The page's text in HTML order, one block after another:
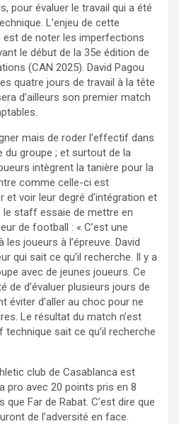
pour évaluer le travail qui a été
L’enjeu de cette
de noter les imperfections
le début de la 35e édition de
(CAN 2025). David Pagou
quatre jours de travail à la tête
d’ailleurs son premier match
mais de roder l’effectif dans
du groupe ; et surtout de la
intègrent la tanière pour la
comme celle-ci est
et voir leur degré d’intégration et
le staff essaie de mettre en
de football : « C’est une
joueurs à l’épreuve. David
qui sait ce qu’il recherche. Il y a
avec de jeunes joueurs. Ce
de d’évaluer plusieurs jours de
éviter d’aller au choc pour ne
Le résultat du match n’est
sait ce qu’il recherche
club de Casablanca est
pro avec 20 points pris en 8
Far de Rabat. C’est dire que
de l’adversité en face.